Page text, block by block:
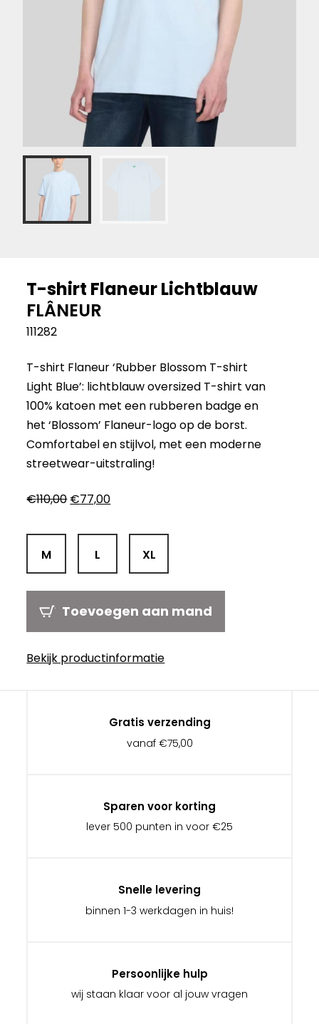
T-shirt Flaneur Lichtblauw
FLÂNEUR
111282
T-shirt Flaneur ‘Rubber Blossom T-shirt
Light Blue’: lichtblauw oversized T-shirt van
100% katoen met een rubberen badge en
het ‘Blossom’ Flaneur-logo op de borst.
Comfortabel en stijlvol, met een moderne
streetwear-uitstraling!
€110,00 Oorspronkelijke
was:
€110,00.
€77,00Huidige
is:
€77,00.
M L XL
Toevoegen aan mand
Bekijk productinformatie
Gratis verzending
vanaf €75,00
Sparen voor korting
lever 500 punten in voor €25
Snelle levering
binnen 1-3 werkdagen in huis!
Persoonlijke hulp
wij staan klaar voor al jouw vragen